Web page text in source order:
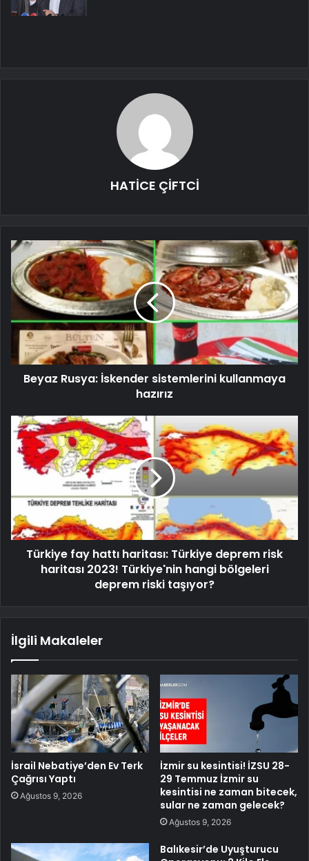
HATİCE ÇİFTCİ
Beyaz Rusya: İskender sistemlerini kullanmaya
hazırız
Türkiye fay hattı haritası: Türkiye deprem risk
haritası 2023! Türkiye'nin hangi bölgeleri
deprem riski taşıyor?
İlgili Makaleler
İsrail Nebatiye’den Ev Terk
Çağrısı Yaptı
Ağustos 9, 2026
İzmir su kesintisi! İZSU 28-
29 Temmuz İzmir su
kesintisi ne zaman bitecek,
sular ne zaman gelecek?
Ağustos 9, 2026
Balıkesir’de Uyuşturucu